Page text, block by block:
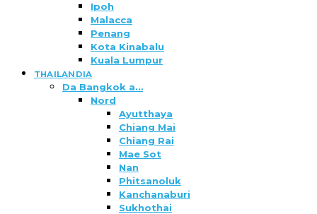
Ipoh
Malacca
Penang
Kota Kinabalu
Kuala Lumpur
THAILANDIA
Da Bangkok a…
Nord
Ayutthaya
Chiang Mai
Chiang Rai
Mae Sot
Nan
Phitsanoluk
Kanchanaburi
Sukhothai